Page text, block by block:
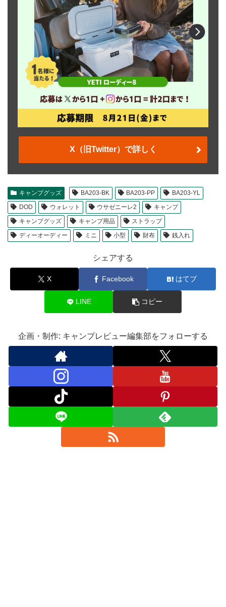
X（旧Twitter）で詳しく
キャンプグッズ BA203-BK BA203-PP
BA203-YL
DOD
ウォレット ウサゼニーレ2
キャンプ
キャンプグッズ
キャンプ用品
ストラップ
ディーオーディー
ミニ 小型 財布 銭入れ
シェアする
X Facebook はてブ
LINE コピー
企画・制作: キャンプレビュー編集部をフォローする